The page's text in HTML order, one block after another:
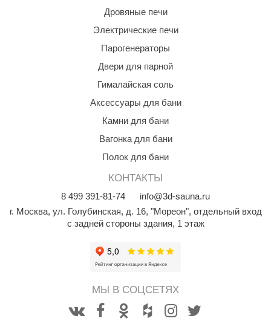
Дровяные печи
Электрические печи
Парогенераторы
Двери для парной
Гималайская соль
Аксессуары для бани
Камни для бани
Вагонка для бани
Полок для бани
КОНТАКТЫ
8 499 391-81-74
info@3d-sauna.ru
г. Москва, ул. Голубинская, д. 16, "Мореон", отдельный вход
с задней стороны здания, 1 этаж
МЫ В СОЦСЕТЯХ